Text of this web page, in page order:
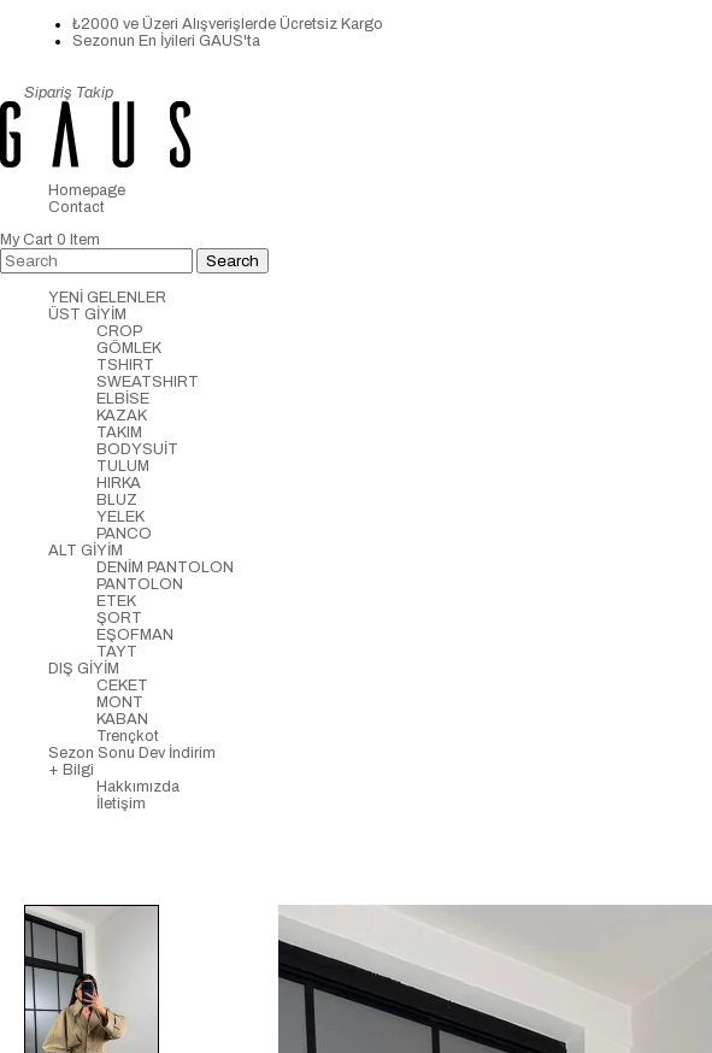
₺2000 ve Üzeri Alışverişlerde Ücretsiz Kargo
Sezonun En İyileri GAUS'ta
Sipariş Takip
Homepage
Contact
My Cart 0 Item
YENİ GELENLER
ÜST GİYİM
CROP
GÖMLEK
TSHIRT
SWEATSHIRT
ELBİSE
KAZAK
TAKIM
BODYSUİT
TULUM
HIRKA
BLUZ
YELEK
PANCO
ALT GİYİM
DENİM PANTOLON
PANTOLON
ETEK
ŞORT
EŞOFMAN
TAYT
DIŞ GİYİM
CEKET
MONT
KABAN
Trençkot
Sezon Sonu Dev İndirim
+ Bilgi
Hakkımızda
İletişim